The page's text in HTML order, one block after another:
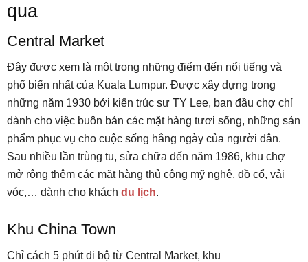
qua
Central Market
Đây được xem là một trong những điểm đến nổi tiếng và
phổ biến nhất của Kuala Lumpur. Được xây dựng trong
những năm 1930 bởi kiến trúc sư TY Lee, ban đầu chợ chỉ
dành cho việc buôn bán các mặt hàng tươi sống, những sản
phẩm phục vụ cho cuộc sống hằng ngày của người dân.
Sau nhiều lần trùng tu, sửa chữa đến năm 1986, khu chợ
mở rộng thêm các mặt hàng thủ công mỹ nghệ, đồ cổ, vải
vóc,… dành cho khách du lịch.
Khu China Town
Chỉ cách 5 phút đi bộ từ Central Market, khu